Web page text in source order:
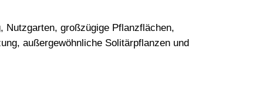
Nutzgarten, großzügige Pflanzflächen,
außergewöhnliche Solitärpflanzen und